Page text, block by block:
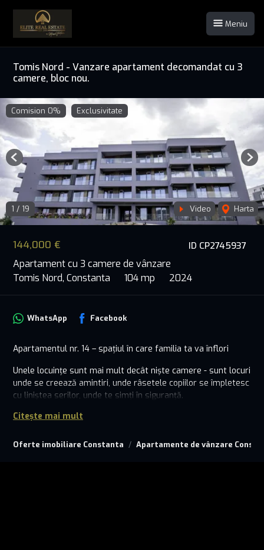
Meniu
Tomis Nord - Vanzare apartament decomandat cu 3
camere, bloc nou.
ID CP2745937
144,000 €
Apartament cu 3 camere de vânzare
Tomis Nord, Constanta
104 mp 2024
Comision 0% Exclusivitate
1 / 19 Video Harta
Previous
Oferte imobiliare Constanta Apartamente de vânzare
WhatsApp Facebook
Apartamentul nr. 14 – spațiul în care familia ta va înflori
Unele locuințe sunt mai mult decât niște camere - sunt locuri
unde se creează amintiri, unde râsetele copiilor se împletesc
cu liniștea serilor, unde te simți în siguranță.
Apartament cu 3 camere pline de lumină și căldură:
- Living spațios – locul unde familia se adună
Citește mai mult